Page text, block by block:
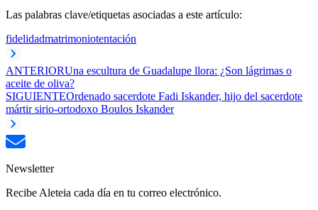
Las palabras clave/etiquetas asociadas a este artículo:
fidelidadmatrimoniotentación
ANTERIORUna escultura de Guadalupe llora: ¿Son lágrimas o
aceite de oliva?
SIGUIENTEOrdenado sacerdote Fadi Iskander, hijo del sacerdote
mártir sirio-ortodoxo Boulos Iskander
Newsletter
Recibe Aleteia cada día en tu correo electrónico.